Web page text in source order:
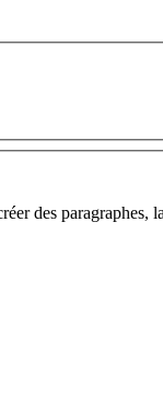
des paragraphes,